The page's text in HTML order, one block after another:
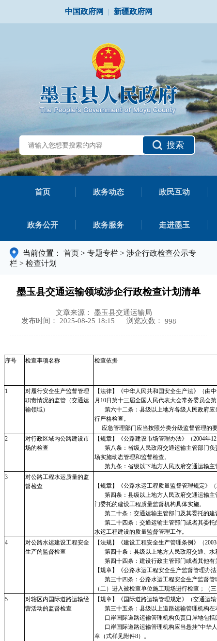
中国政府网 | 新疆政府网
搜索
首页 政务动态 政民互动
政务公开 政务服务 走进墨玉
当前位置： 首页 > 专题专栏 > 涉企行政检查公示专
栏 > 检查计划
墨玉县交通运输领域涉企行政检查计划清单
文章来源： 墨玉县交通运输局
发布时间： 2025-08-25 18:15
浏览次数： 998
序号 检查事项名称 检查依据
1
对履行安全生产监督管理
职责情况的监管（交通运
输领域）
【法律】《中华人民共和国安全生产法》（由
月10日第十三届全国人民代表大会常务委员会
第六十二条：县级以上地方各级人民政府应
行严格检查。
应急管理部门应当按照分类分级监督管理的
2
对行政区域内公路建设市
场的检查
【规章】《公路建设市场管理办法》（2004年
第八条：省级人民政府交通运输主管部门负
场实施动态管理和监督检查。
第九条：省级以下地方人民政府交通运输主
3
对公路工程水运质量的监
督检查
【规章】《公路水运工程质量监督管理规定》（
第四条：县级以上地方人民政府交通运输主
门委托的建设工程质量监督机构具体实施。
第二十条：交通运输主管部门及其委托的建
第二十四条：交通运输主管部门或者其委托
水运工程建设的质量监督管理工作。
4
对公路水运建设工程安全
生产的监督检查
【法规】《建设工程安全生产管理条例》（
第四十条：县级以上地方人民政府交通、水
第四十四条：建设行政主管部门或者其他有
【规章】《公路水运工程安全生产监督管理办
第三十四条：公路水运工程安全生产监督管
（二）进入被检查单位施工现场进行检查；（
5
对辖区内国际道路运输经
营活动的监督检查
【规章】《国际道路运输管理规定》（交通运
第三十五条：县级以上道路运输管理机构在
口岸国际道路运输管理机构负责口岸地包括
口岸国际道路运输管理机构应当悬挂“中华人
章（式样见附件8）。